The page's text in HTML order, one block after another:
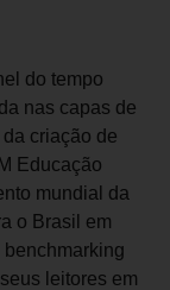
do tempo
nas capas de
criação de
Educação
mundial da
o Brasil em
benchmarking
leitores em